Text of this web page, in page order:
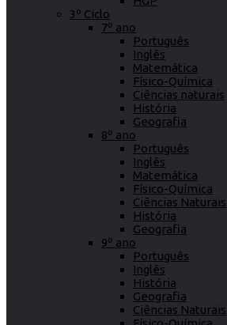
3º Ciclo
7º ano
Português
Inglês
Matemática
Físico-Química
Ciências naturais
História
Geografia
8º ano
Português
Inglês
Matemática
Físico-Química
Ciências Naturais
História
Geografia
9º ano
Português
Inglês
História
Geografia
Ciências Naturais